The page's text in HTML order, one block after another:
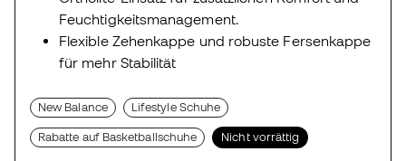
Feuchtigkeitsmanagement.
Flexible Zehenkappe und robuste Fersenkappe
für mehr Stabilität
New Balance Lifestyle Schuhe
Rabatte auf Basketballschuhe Nicht vorrättig